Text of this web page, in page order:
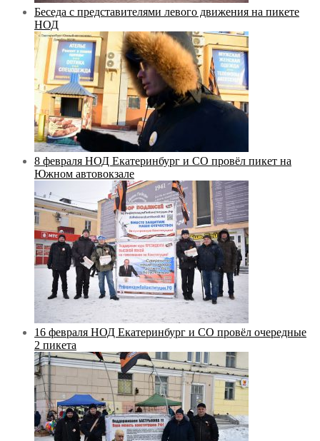
Беседа с представителями левого движения на пикете
НОД
8 февраля НОД Екатеринбург и СО провёл пикет на
Южном автовокзале
16 февраля НОД Екатеринбург и СО провёл очередные
2 пикета